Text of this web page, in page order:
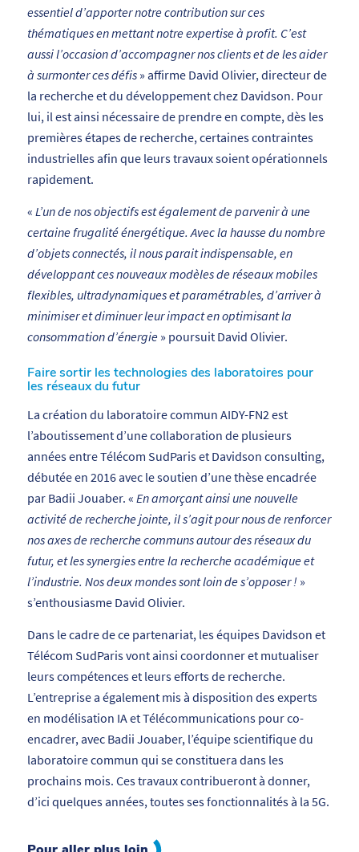
essentiel d’apporter notre contribution sur ces
thématiques en mettant notreexpertiseà profit. C’est
aussi l’occasion d’accompagner nos clients et de les aider
à surmonter ces défis » affirme David Olivier, directeur de
la recherche et du développement chez Davidson. Pour
lui, il est ainsi nécessaire de prendre en compte, dès les
premières étapes de recherche, certaines contraintes
industrielles afin que leurs travaux soient opérationnels
rapidement.
« L’un de nos objectifs est également de parvenir à une
certaine frugalité énergétique. Avec la hausse du nombre
d’objets connectés, il nous parait indispensable, en
développant ces nouveaux modèles de réseaux mobiles
flexibles, ultradynamiques et paramétrables, d’arriver à
minimiser et diminuer leur impact en optimisant la
consommationd’énergie» poursuit David Olivier.
Faire sortir les technologies des laboratoires pour
les réseaux du futur
La création du laboratoire commun AIDY-FN2 est
l’aboutissement d’une collaboration de plusieurs
années entre Télécom SudParis et Davidson consulting,
débutée en 2016 avec le soutien d’une thèse encadrée
par Badii Jouaber. « En amorçant ainsi une nouvelle
activité de recherche jointe, il s’agit pour nous de renforcer
nos axes de recherche communs autour des réseaux du
futur, et les synergies entre la recherche académique et
l’industrie. Nos deux mondes sont loin de s’opposer ! »
s’enthousiasme David Olivier.
Dans le cadre de ce partenariat, les équipes Davidson et
Télécom SudParis vont ainsi coordonner et mutualiser
leurs compétences et leurs efforts de recherche.
L’entreprise a également mis à disposition des experts
en modélisation IA et Télécommunications pour co-
encadrer, avec Badii Jouaber, l’équipe scientifique du
laboratoire commun qui se constituera dans les
prochains mois. Ces travaux contribueront à donner,
d’ici quelques années, toutes ses fonctionnalités à la 5G.